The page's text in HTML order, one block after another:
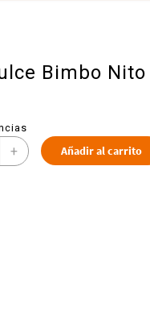
Bimbo Nito
+ Añadir al carrito